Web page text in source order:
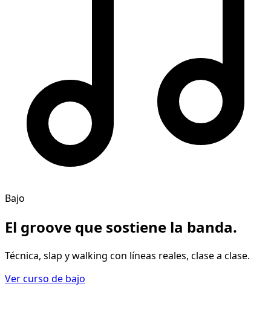
Bajo
El groove que sostiene la banda.
Técnica, slap y walking con líneas reales, clase a clase.
Ver curso de bajo